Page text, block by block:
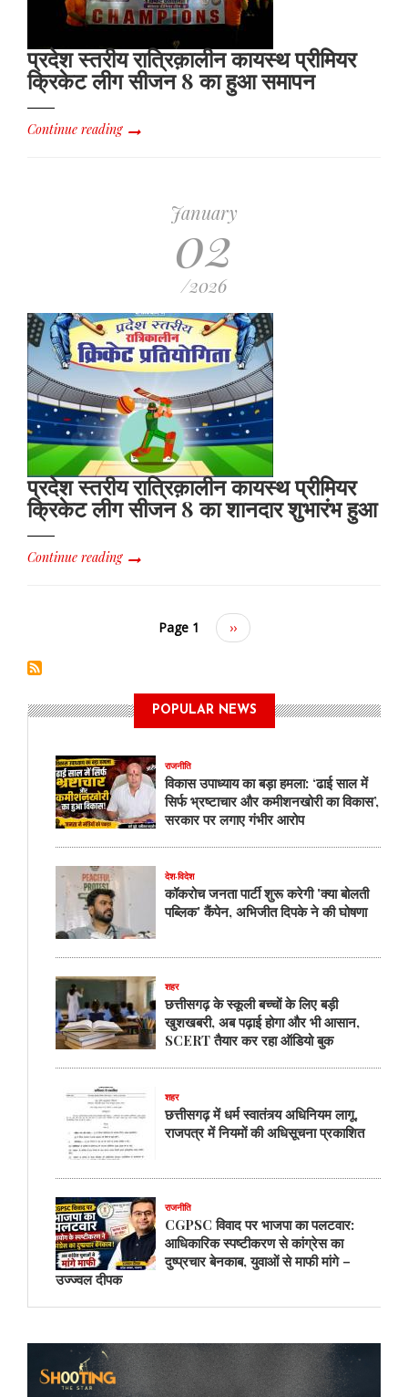
प्रदेश स्तरीय रात्रिक़ालीन कायस्थ प्रीमियर
क्रिकेट लीग सीजन 8 का हुआ समापन
Continue reading
January
02
/2026
प्रदेश स्तरीय रात्रिक़ालीन कायस्थ प्रीमियर
क्रिकेट लीग सीजन 8 का शानदार शुभारंभ हुआ
Continue reading
Page 1
Next
page
››
POPULAR NEWS
राजनीति
विकास उपाध्याय का बड़ा हमला: ‘ढाई साल में
सिर्फ भ्रष्टाचार और कमीशनखोरी का विकास’,
सरकार पर लगाए गंभीर आरोप
देश-विदेश
कॉकरोच जनता पार्टी शुरू करेगी 'क्या बोलती
पब्लिक' कैंपेन, अभिजीत दिपके ने की घोषणा
शहर
छत्तीसगढ़ के स्कूली बच्चों के लिए बड़ी
खुशखबरी, अब पढ़ाई होगा और भी आसान,
SCERT तैयार कर रहा ऑडियो बुक
शहर
छत्तीसगढ़ में धर्म स्वातंत्र्य अधिनियम लागू,
राजपत्र में नियमों की अधिसूचना प्रकाशित
राजनीति
CGPSC विवाद पर भाजपा का पलटवार:
आधिकारिक स्पष्टीकरण से कांग्रेस का
दुष्प्रचार बेनकाब, युवाओं से माफी मांगे –
उज्ज्वल दीपक